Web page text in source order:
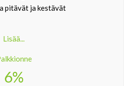
pitävät ja kestävät
Lisää...
6%